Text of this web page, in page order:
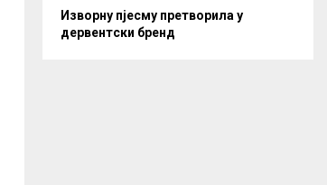
Изворну пјесму претворила у
дервентски бренд